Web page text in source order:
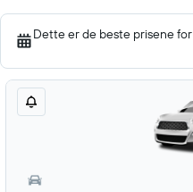
Dette er de beste prisene for